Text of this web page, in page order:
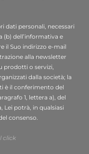
dati (DPO) : dott.
e-mail:
trattamento e
identificativi e di
sociale,
di telefono) da
nella
dati personali, necessari
(b) dell’informativa e
il Suo indirizzo e-mail
alla newsletter
prodotti o servizi,
dalla società; la
è il conferimento del
1, lettera a), del
Lei potrà, in qualsiasi
consenso.
click